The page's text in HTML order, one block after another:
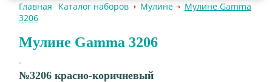
Главная Каталог наборов Мулине
Мулине Gamma
3206
Мулине Gamma 3206
-
№3206 красно-коричневый